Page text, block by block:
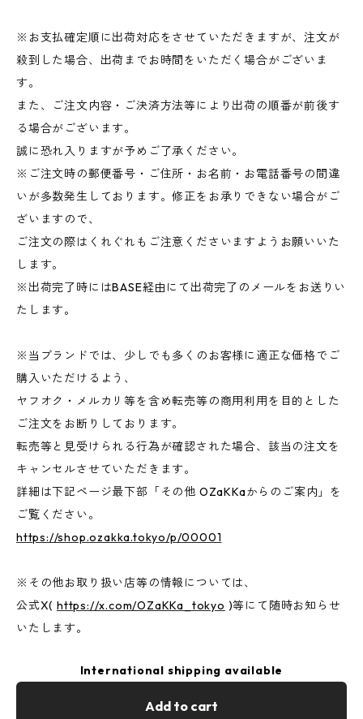
※お支払確定順に出荷対応をさせていただきますが、注文が
殺到した場合、出荷までお時間をいただく場合がございま
す。
また、ご注文内容・ご決済方法等により出荷の順番が前後す
る場合がございます。
誠に恐れ入りますが予めご了承ください。
※ご注文時の郵便番号・ご住所・お名前・お電話番号の間違
いが多数発生しております。修正をお承りできない場合がご
ざいますので、
ご注文の際はくれぐれもご注意くださいますようお願いいた
します。
※出荷完了時にはBASE経由にて出荷完了のメールをお送りい
たします。
※当ブランドでは、少しでも多くのお客様に適正な価格でご
購入いただけるよう、
ヤフオク・メルカリ等を含め転売等の商用利用を目的とした
ご注文をお断りしております。
転売等と見受けられる行為が確認された場合、該当の注文を
キャンセルさせていただきます。
詳細は下記ページ最下部「その他 OZaKKaからのご案内」を
ご覧ください。
https://shop.ozakka.tokyo/p/00001
※その他お取り扱い店等の情報については、
公式X( https://x.com/OZaKKa_tokyo )等にて随時お知らせ
いたします。
International shipping available
Add to cart